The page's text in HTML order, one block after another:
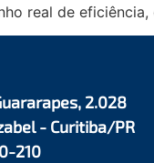
real de
2.028
- Curitiba/PR
210